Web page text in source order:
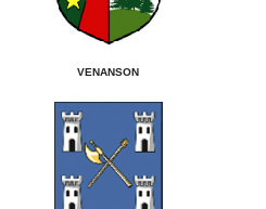
VENANSON